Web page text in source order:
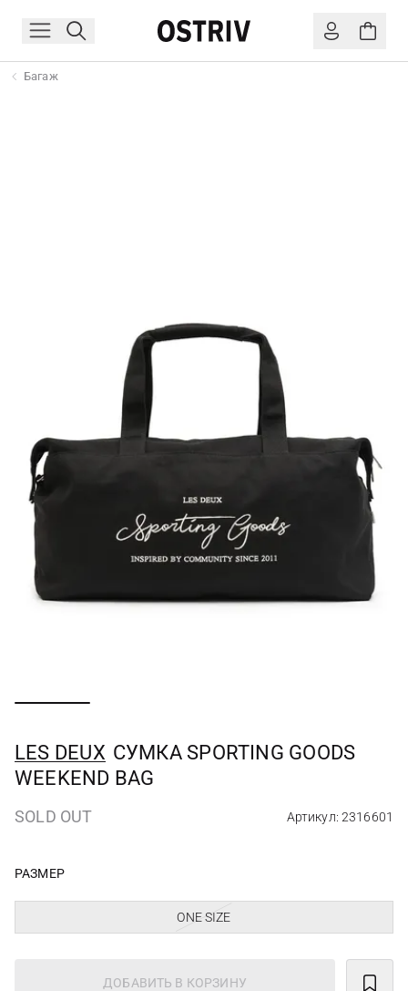
Багаж
LES DEUX СУМКА SPORTING GOODS
WEEKEND BAG
SOLD OUT Артикул: 2316601
РАЗМЕР
ONE SIZE
ДОБАВИТЬ В КОРЗИНУ